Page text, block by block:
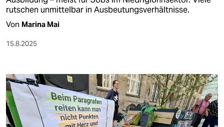
rutschen unmittelbar in Ausbeutungsverhältnisse.
Von Marina Mai
15.8.2025